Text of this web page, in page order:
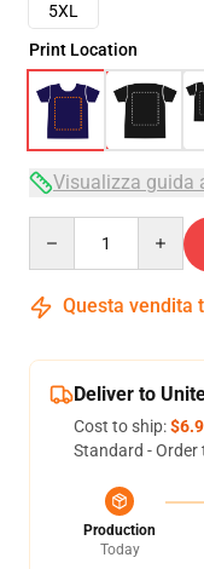
5XL
Print Location
Visualizza guida
Questa vendita
Deliver to
Cost to ship:
Standard -
Production
Today